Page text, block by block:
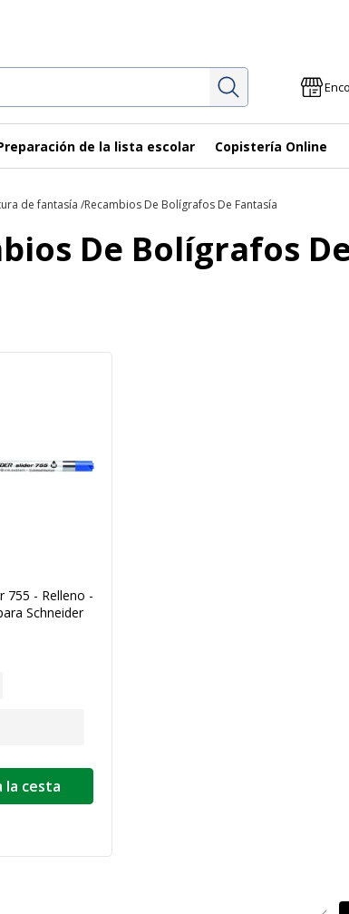
Investigación
de la lista escolar Copistería Online
de fantasía Recambios De Bolígrafos De Fantasía
De Bolígrafos
755 - Relleno -
Schneider
la cesta